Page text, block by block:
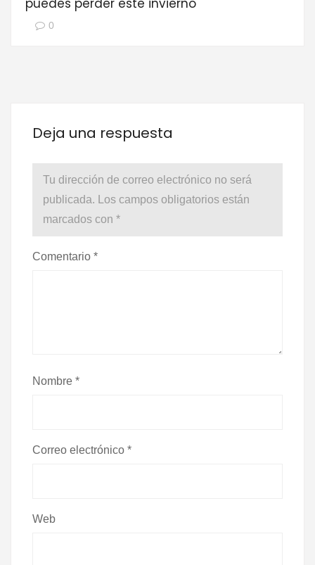
puedes perder este invierno
0
Deja una respuesta
Tu dirección de correo electrónico no será
publicada.
Los campos obligatorios están
marcados con *
Comentario *
Nombre *
Correo electrónico *
Web